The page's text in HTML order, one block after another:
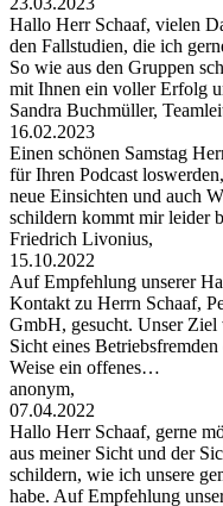
Hallo Herr Schaaf, vielen
den Fallstudien, die ich
So wie aus den Gruppen
mit Ihnen ein voller Erfolg
Sandra Buchmüller,
16.02.2023
Einen schönen Samstag
für Ihren Podcast
neue Einsichten und auch
schildern kommt mir leider
Friedrich Livonius,
15.10.2022
Auf Empfehlung unserer
Kontakt zu Herrn Schaaf,
GmbH, gesucht. Unser Ziel
Sicht eines
Weise ein offenes…
anonym,
07.04.2022
Hallo Herr Schaaf, gerne
aus meiner Sicht und der
schildern, wie ich unsere
habe. Auf Empfehlung